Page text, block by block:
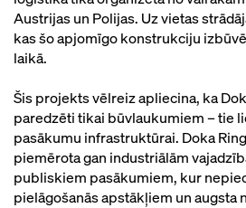
Austrijas un Polijas. Uz vietas
kas šo apjomīgo konstrukciju
laikā.
Šis projekts vēlreiz apliecina, ka
paredzēti tikai būvlaukumiem – tie
pasākumu infrastruktūrai. Doka
piemērota gan industriālām
publiskiem pasākumiem, kur
pielāgošanās apstākļiem un augsta